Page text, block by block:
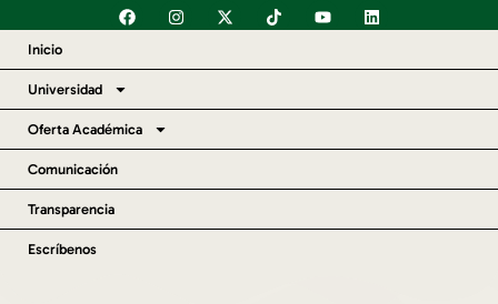
Inicio
Universidad
Oferta Académica
Comunicación
Transparencia
Escríbenos